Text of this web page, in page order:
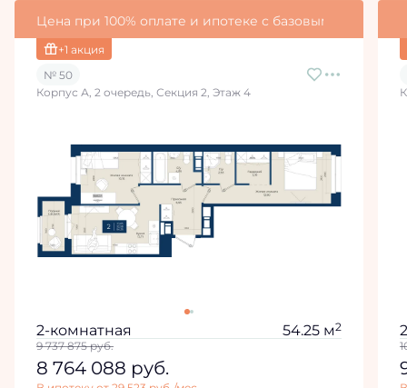
Цена при 100% оплате и ипотеке с базовыми
+1 акция
№ 50
Корпус А, 2 очередь, Секция 2, Этаж 4
2-комнатная 54.25 м2
9 737 875руб.
8 764 088 руб.